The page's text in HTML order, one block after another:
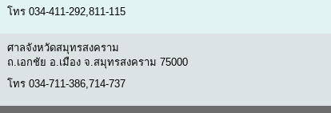
โทร 034-411-292,811-115
ศาลจังหวัดสมุทรสงคราม
ถ.เอกชัย อ.เมือง จ.สมุทรสงคราม 75000
โทร 034-711-386,714-737